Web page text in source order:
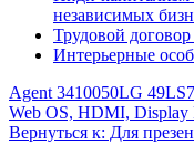
независимых
Трудовой
Интерьерные
Agent 3410050LG
Web OS, HDMI, Display
Вернуться к: Для